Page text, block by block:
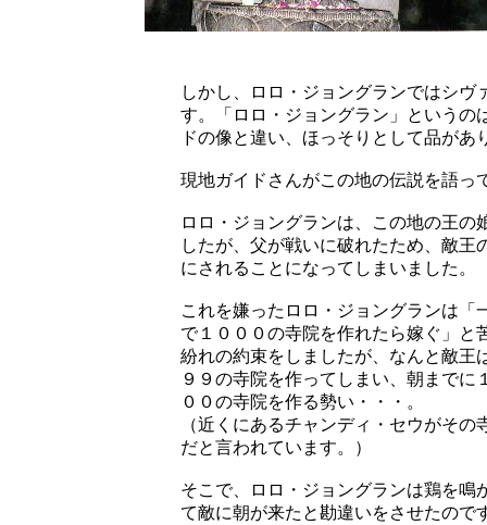
しかし、ロロ・ジョングランではシ
す。「ロロ・ジョングラン」というの
ドの像と違い、ほっそりとして品があ
現地ガイドさんがこの地の伝説を語っ
ロロ・ジョングランは、この地の王の
したが、父が戦いに破れたため、敵王
にされることになってしまいました。
これを嫌ったロロ・ジョングランは「
で１０００の寺院を作れたら嫁ぐ」と
紛れの約束をしましたが、なんと敵王
９９の寺院を作ってしまい、朝までに
００の寺院を作る勢い・・・。
（近くにあるチャンディ・セウがその
だと言われています。）
そこで、ロロ・ジョングランは鶏を鳴
て敵に朝が来たと勘違いをさせたので